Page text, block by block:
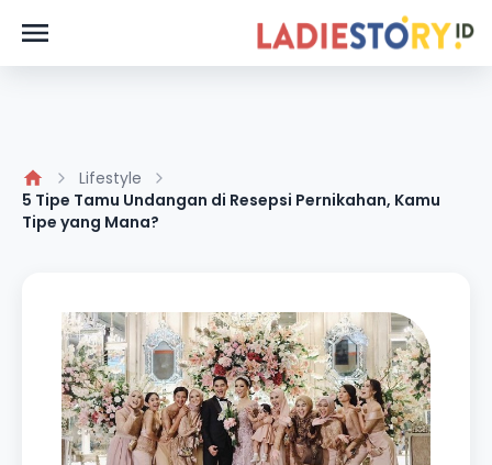
Lifestyle
5 Tipe Tamu Undangan di Resepsi Pernikahan, Kamu
Tipe yang Mana?